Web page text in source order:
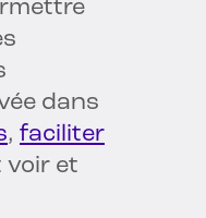
dans
, faciliter
voir et